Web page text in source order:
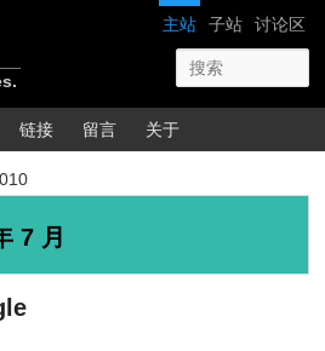
网站导航
主站 子站 讨论区
链接 留言 关于
7 月